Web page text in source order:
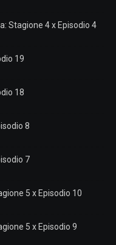
Stagione 4 x Episodio 4
19
18
8
7
5 x Episodio 10
5 x Episodio 9